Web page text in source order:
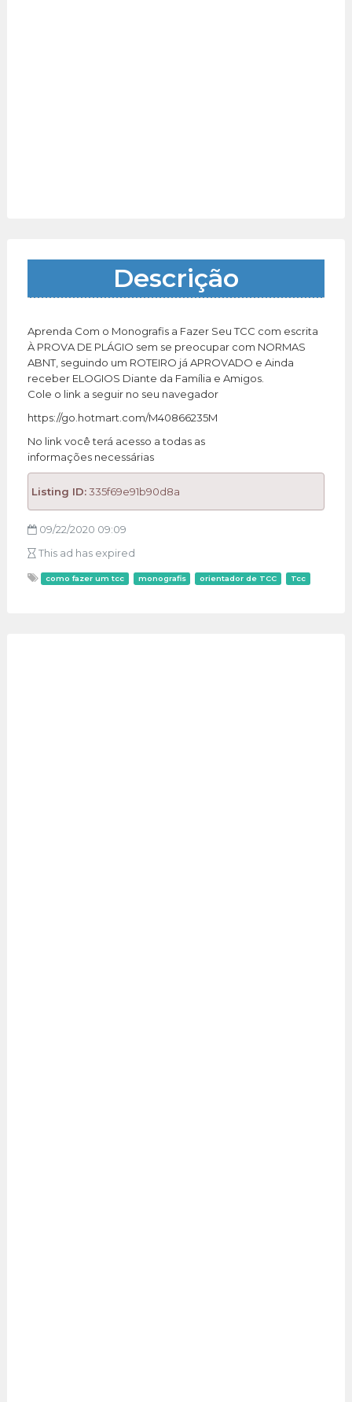
Descrição
Aprenda Com o Monografis a Fazer Seu TCC com escrita
À PROVA DE PLÁGIO sem se preocupar com NORMAS
ABNT, seguindo um ROTEIRO já APROVADO e Ainda
receber ELOGIOS Diante da Família e Amigos.
Cole o link a seguir no seu navegador
https://go.hotmart.com/M40866235M
No link você terá acesso a todas as
informações necessárias
Listing ID:335f69e91b90d8a
09/22/2020 09:09
This ad has expired
como fazer um tcc monografis orientador de TCC Tcc